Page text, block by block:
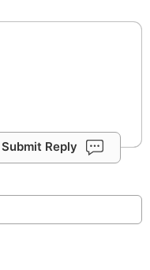
Submit Reply